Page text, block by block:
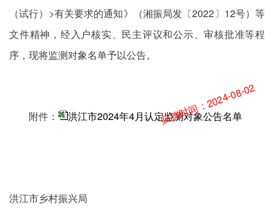
（试行）>有关要求的通知》（湘振局发〔2022〕12号）等
文件精神，经入户核实、民主评议和公示、审核批准等程
序，现将监测对象名单予以公告。
附件： 洪江市2024年4月认定监测对象公告名单
洪江市乡村振兴局
归档时间：2024-08-02